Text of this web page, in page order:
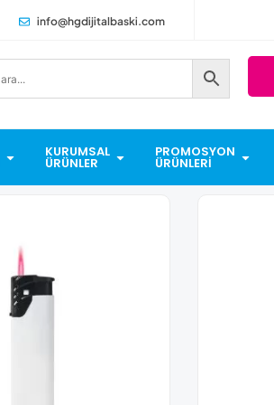
info@hgdijitalbaski.com
KURUMSAL
ÜRÜNLER
PROMOSYON
ÜRÜNLERI